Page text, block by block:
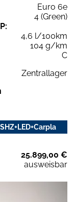
Euro 6e
4 (Green)
4,6 l/100km
104 g/km
C
Zentrallager
25.899,00 €
ausweisbar